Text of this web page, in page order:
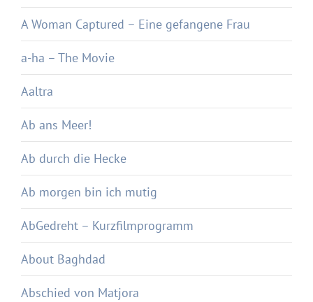
A Woman Captured – Eine gefangene Frau
a-ha – The Movie
Aaltra
Ab ans Meer!
Ab durch die Hecke
Ab morgen bin ich mutig
AbGedreht – Kurzfilmprogramm
About Baghdad
Abschied von Matjora